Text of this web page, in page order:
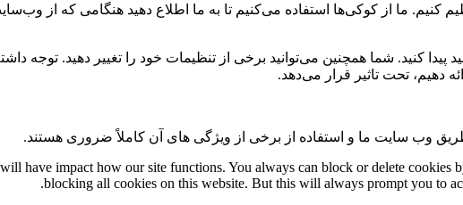
ما از کوکی‌ها استفاده می‌کنیم تا به ما اطلاع دهید هنگامی که از
پیدا کنید. شما همچنین می‌توانید برخی از تنظیمات خود را تغییر دهید.
دهیم، تحت تاثیر قرار می‌دهد.
وب سایت ما و استفاده از برخی از ویژگی های آن کاملاً ضروری هستند.
have impact how our site functions. You always can block or delete cookies
blocking all cookies on this website. But this will always prompt you to